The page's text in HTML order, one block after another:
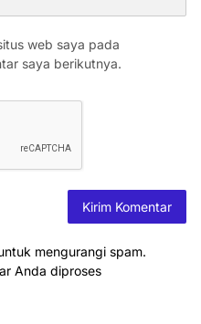
web saya pada
saya berikutnya.
mengurangi spam.
Anda diproses